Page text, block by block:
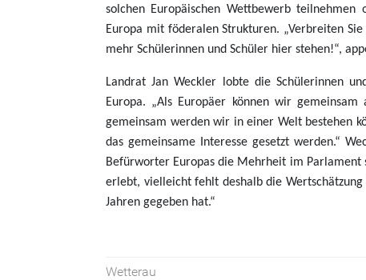
solchen Europäischen Wettbewerb
Europa mit föderalen Strukturen. „Verbreiten
mehr Schülerinnen und Schüler hier stehen!“,
Landrat Jan Weckler lobte die Schülerinnen
Europa. „Als Europäer können wir
gemeinsam werden wir in einer Welt bestehen
das gemeinsame Interesse gesetzt werden.“
Befürworter Europas die Mehrheit im Parlament
erlebt, vielleicht fehlt deshalb die
Jahren gegeben hat.“
Wetterau